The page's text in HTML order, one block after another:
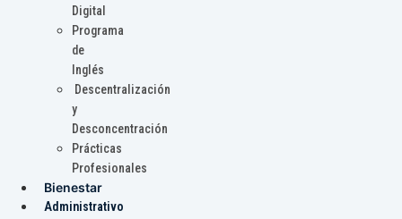
Digital
Programa
de
Inglés
Descentralización
y
Desconcentración
Prácticas
Profesionales
Bienestar
Administrativo